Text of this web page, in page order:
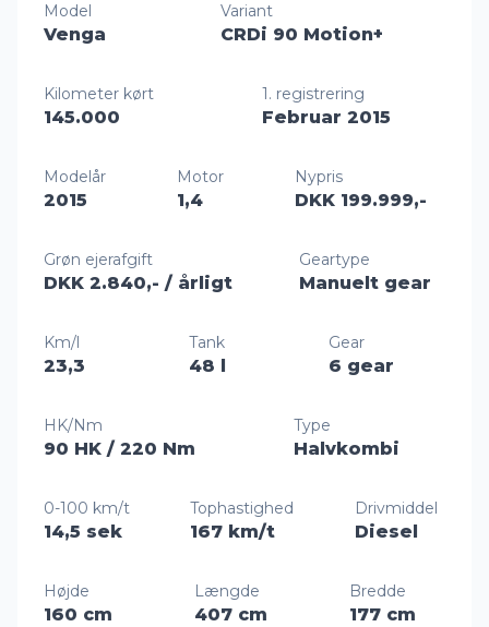
Model
Venga
Variant
CRDi 90 Motion+
Kilometer kørt
145.000
1. registrering
Februar 2015
Modelår
2015
Motor
1,4
Nypris
DKK 199.999,-
Grøn ejerafgift
DKK 2.840,- / årligt
Geartype
Manuelt gear
Km/l
23,3
Tank
48 l
Gear
6 gear
HK/Nm
90 HK / 220 Nm
Type
Halvkombi
0-100 km/t
14,5 sek
Tophastighed
167 km/t
Drivmiddel
Diesel
Højde
160 cm
Længde
407 cm
Bredde
177 cm